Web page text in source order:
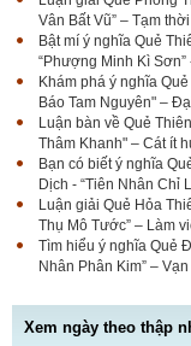
Vân Bất Vũ” – Tạm
Bật mí ý nghĩa Quẻ
“Phượng Minh Kì
Khám phá ý nghĩa
Báo Tam Nguyên" –
Luận bàn về Quẻ
Thâm Khanh" – Cát ít
Bạn có biết ý nghĩa
Dịch - “Tiên Nhân Chỉ
Luận giải Quẻ Hỏa
Thụ Mô Tước” – Làm
Tìm hiểu ý nghĩa Quẻ
Nhân Phân Kim” –
Xem ngày theo thập